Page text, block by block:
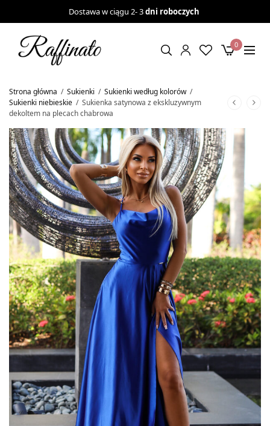
Dostawa w ciągu 2- 3dni roboczych
0
Strona główna / Sukienki / Sukienki według kolorów /
Sukienki niebieskie / Sukienka satynowa z ekskluzywnym
dekoltem na plecach chabrowa